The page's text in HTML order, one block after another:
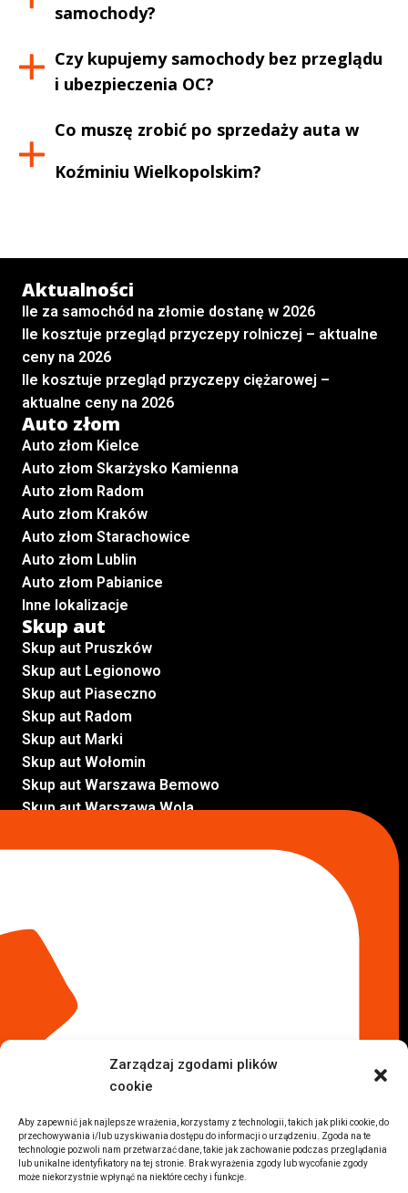
Zarządzaj zgodami plików
cookie
Aby zapewnić jak najlepsze wrażenia, korzystamy z technologii, takich jak pliki cookie, do
przechowywania i/lub uzyskiwania dostępu do informacji o urządzeniu. Zgoda na te
technologie pozwoli nam przetwarzać dane, takie jak zachowanie podczas przeglądania
lub unikalne identyfikatory na tej stronie. Brak wyrażenia zgody lub wycofanie zgody
może niekorzystnie wpłynąć na niektóre cechy i funkcje.
samochody?
Czy kupujemy samochody bez przeglądu
i ubezpieczenia OC?
Co muszę zrobić po sprzedaży auta w
Koźminiu Wielkopolskim?
Aktualności
Ile za samochód na złomie dostanę w 2026
Ile kosztuje przegląd przyczepy rolniczej – aktualne
ceny na 2026
Ile kosztuje przegląd przyczepy ciężarowej –
aktualne ceny na 2026
Auto złom
Auto złom Kielce
Auto złom Skarżysko Kamienna
Auto złom Radom
Auto złom Kraków
Auto złom Starachowice
Auto złom Lublin
Auto złom Pabianice
Inne lokalizacje
Skup aut
Skup aut Pruszków
Skup aut Legionowo
Skup aut Piaseczno
Skup aut Radom
Skup aut Marki
Skup aut Wołomin
Skup aut Warszawa Bemowo
Skup aut Warszawa Wola
Komisy samochodowe
Komis samochodowy Radom
Komis samochodowy Płock
Komis samochodowy Opole
Komis samochodowy Lublin
Komis samochodowy Sochaczew
Inne Lokalizacje
Auta z USA Rzeszów
Auta z USA Białystok
Auta z USA Kraków
Marki samochodów